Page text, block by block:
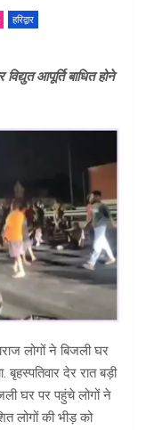
हरिद्वार
आपूर्ति बाधित होने
लोगों ने बिजली घर
देर रात बड़ी
घर पर पहुंचे लोगों ने
लोगों की भीड़ को